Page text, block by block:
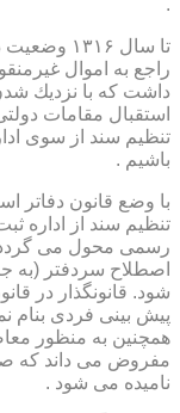
.
تا سال
راجع به اموال
استقبال مقامات
تنظیم سند از سوی
باشیم .
تنظیم سند از اداره
رسمی محول می گردد
اصطلاح سردفتر (به
پیش بینی فردی بنام
همچنین به منظور
مفروض می داند كه
نامیده می شود .